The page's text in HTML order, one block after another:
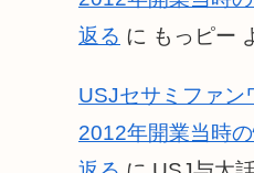
返る に もっピー
USJセサミファン
2012年開業当時